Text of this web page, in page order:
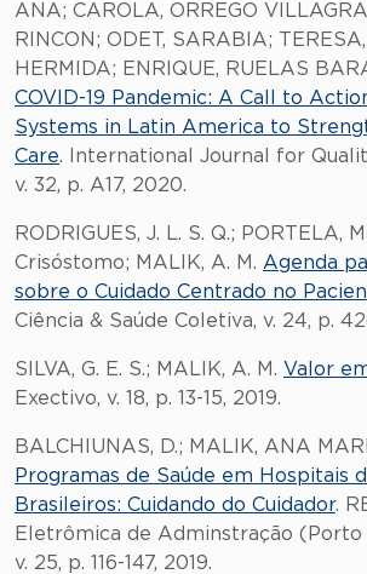
ANA; CAROLA, ORREGO
RINCON; ODET, SARABIA;
HERMIDA; ENRIQUE, RUELAS
COVID-19 Pandemic: A Call to
Systems in Latin America to
Care. International Journal for
v. 32, p. A17, 2020.
RODRIGUES, J. L. S. Q.; PORTELA,
Crisóstomo; MALIK, A. M. Agenda
sobre o Cuidado Centrado no
Ciência & Saúde Coletiva, v. 24, p.
SILVA, G. E. S.; MALIK, A. M. Valor
Exectivo, v. 18, p. 13-15, 2019.
BALCHIUNAS, D.; MALIK, ANA
Programas de Saúde em Hospitais
Brasileiros: Cuidando do Cuidador.
Eletrômica de Adminstração (Porto
v. 25, p. 116-147, 2019.